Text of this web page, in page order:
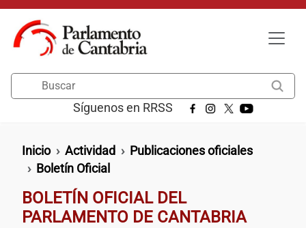
Pasar al contenido principal
Síguenos en RRSS
Ruta de navegación
Inicio Actividad
Publicaciones oficiales
Boletín Oficial
BOLETÍN OFICIAL DEL
PARLAMENTO DE CANTABRIA